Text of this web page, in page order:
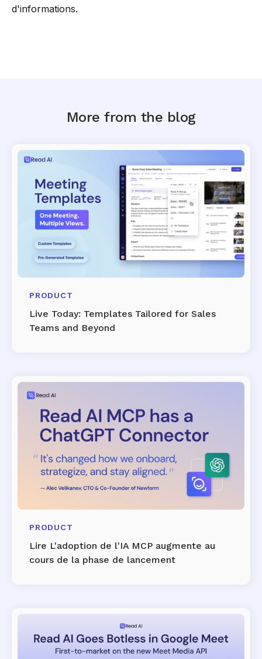
d'informations.
More from the blog
PRODUCT
Live Today: Templates Tailored for Sales
Teams and Beyond
PRODUCT
Lire L'adoption de l'IA MCP augmente au
cours de la phase de lancement